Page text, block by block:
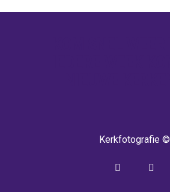
Kerkfotografie ©